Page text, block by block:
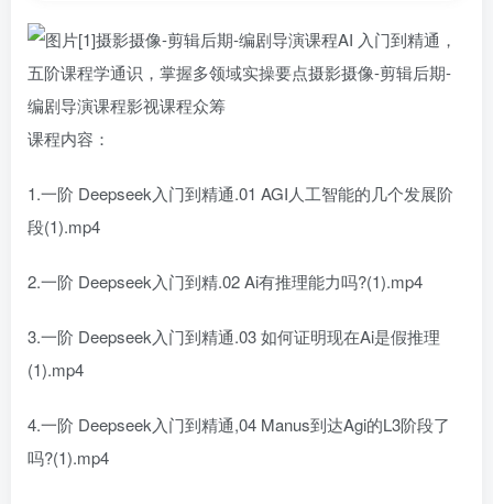
课程内容：
1.一阶 Deepseek入门到精通.01 AGI人工智能的几个发展阶
段(1).mp4
2.一阶 Deepseek入门到精.02 Ai有推理能力吗?(1).mp4
3.一阶 Deepseek入门到精通.03 如何证明现在Ai是假推理
(1).mp4
4.一阶 Deepseek入门到精通,04 Manus到达Agi的L3阶段了
吗?(1).mp4